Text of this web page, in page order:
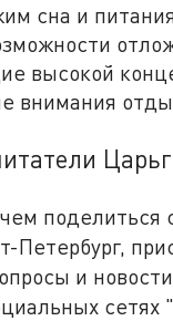
сна и
высокой
внимания
поделиться
Петербург,
и
сетях "